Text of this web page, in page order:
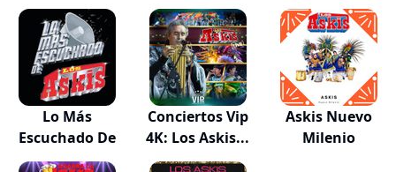
Lo Más
Escuchado De
Conciertos Vip
4K: Los Askis...
Askis Nuevo
Milenio